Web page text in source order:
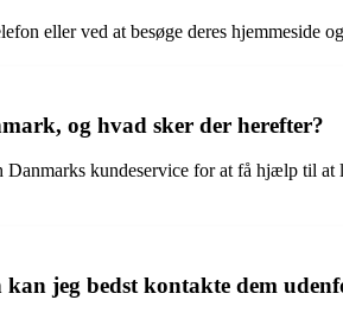
eller ved at besøge deres hjemmeside
og hvad sker der herefter?
kundeservice for at få hjælp til
jeg bedst kontakte dem